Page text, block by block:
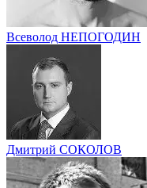
Всеволод НЕПОГОДИН
Дмитрий СОКОЛОВ